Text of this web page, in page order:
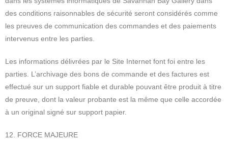
des conditions raisonnables de sécurité seront considérés comme
les preuves de communication des commandes et des paiements
intervenus entre les parties.
Les informations délivrées par le Site Internet font foi entre les
parties. L’archivage des bons de commande et des factures est
effectué sur un support fiable et durable pouvant être produit à titre
de preuve, dont la valeur probante est la même que celle accordée
à un original signé sur support papier.
12. FORCE MAJEURE